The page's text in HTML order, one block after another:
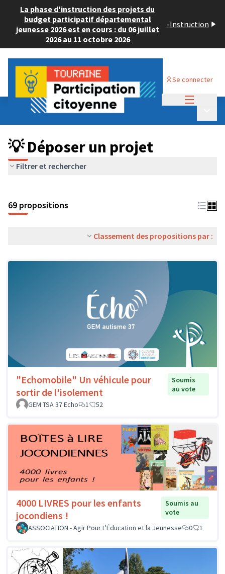
La phase d'instruction des projets du
budget participatif départemental
jeunesse 2026 est en cours : du 06 juillet
2026 au 11 octobre 2026
-Instruction
Se connecter
Budget Participatif ADULTE 2024
💡 Déposer un projet
💡 Déposer un projet
Filtrer et rechercher
69 propositions
Classement des propositions par :
"Echomobile" Un véhicule pour
sortir de l'isolement
Soumis
au vote
GEM TSA 37 Echo
1 52
4000 LIVRES pour les enfants
jocondiens !
Soumis au
vote
ASSOCIATION - Agir Pour L'Éducation et la Jeunesse
0 1